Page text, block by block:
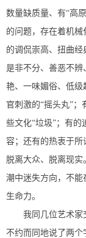
数量缺质量、有“高
的问题，存在着机
的调侃崇高、扭曲
是非不分、善恶不
艳、一味媚俗、低级
官刺激的“摇头丸”
些文化“垃圾”；有
容；还有的热衷于所
脱离大众、脱离现
潮中迷失方向，不
生命力。
我同几位艺术家
不约而同地说了两个